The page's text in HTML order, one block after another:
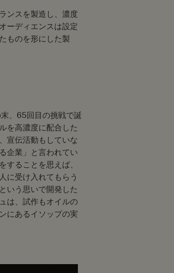
ンスを製造し、濃度
ーディエンスは設定
ものを形にした製
、65回目の挑戦で誕
を高濃度に配合した
宣伝活動もしていな
企業」と言われてい
ることを思えば、
に受け入れてもらう
いう思いで開発した
は、試作もオイルの
にあるイソップの実